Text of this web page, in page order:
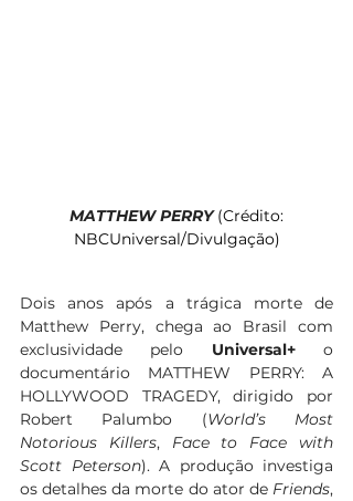
MATTHEW PERRY (Crédito:
NBCUniversal/Divulgação)
Dois anos após a trágica morte de
Matthew Perry, chega ao Brasil com
exclusividade pelo Universal+ o
documentário MATTHEW PERRY: A
HOLLYWOOD TRAGEDY, dirigido por
Robert Palumbo (World’s Most
Notorious Killers, Face to Face with
Scott Peterson). A produção investiga
os detalhes da morte do ator de Friends,